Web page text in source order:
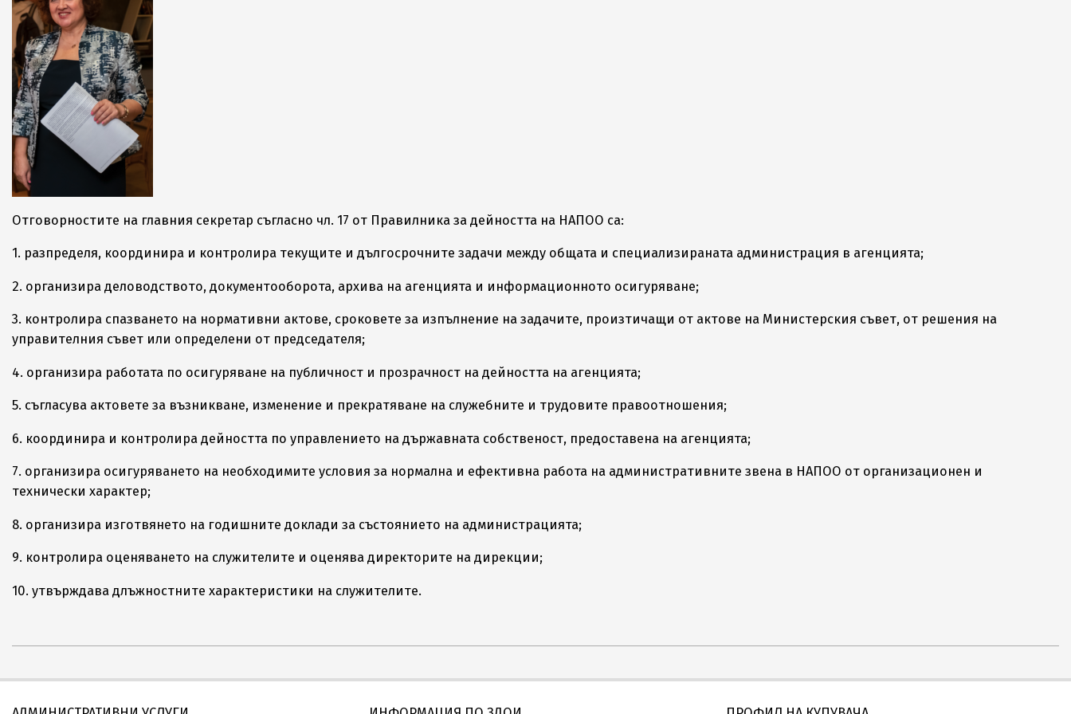
Отговорностите на главния секретар съгласно чл. 17 от Правилника за дейността на НАПОО са:
1. разпределя, координира и контролира текущите и дългосрочните задачи между общата и специализираната администрация в агенцията;
2. организира деловодството, документооборота, архива на агенцията и информационното осигуряване;
3. контролира спазването на нормативни актове, сроковете за изпълнение на задачите, произтичащи от актове на Министерския съвет, от решения на
управителния съвет или определени от председателя;
4. организира работата по осигуряване на публичност и прозрачност на дейността на агенцията;
5. съгласува актовете за възникване, изменение и прекратяване на служебните и трудовите правоотношения;
6. координира и контролира дейността по управлението на държавната собственост, предоставена на агенцията;
7. организира осигуряването на необходимите условия за нормална и ефективна работа на административните звена в НАПОО от организационен и
технически характер;
8. организира изготвянето на годишните доклади за състоянието на администрацията;
9. контролира оценяването на служителите и оценява директорите на дирекции;
10. утвърждава длъжностните характеристики на служителите.